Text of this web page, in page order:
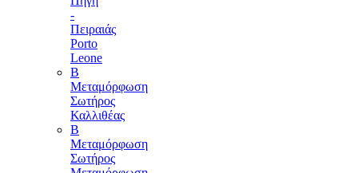
-
Πειραιάς
Porto
Leone
B
Μεταμόρφωση
Σωτήρος
Καλλιθέας
Β
Μεταμόρφωση
Σωτήρος